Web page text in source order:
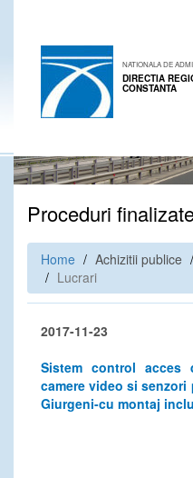
NATIONALA DE
DIRECTIA
CONSTANTA
Proceduri
Home Achizitii publice
Lucrari
2017-11-23
Sistem control acces
camere video si senzori
Giurgeni-cu montaj